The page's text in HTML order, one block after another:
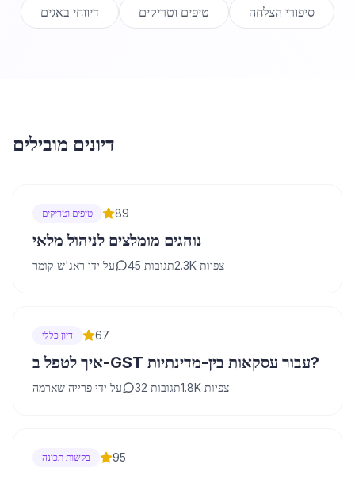
דיווחי באגים טיפים וטריקים סיפורי הצלחה
דיונים מובילים
טיפים וטריקים 89
נוהגים מומלצים לניהול מלאי
על ידי ראג'ש קומר 45 תגובות2.3K צפיות
דיון כללי 67
איך לטפל ב-GST עבור עסקאות בין-מדינתיות?
על ידי פרייה שארמה 32 תגובות1.8K צפיות
בקשות תכונה 95